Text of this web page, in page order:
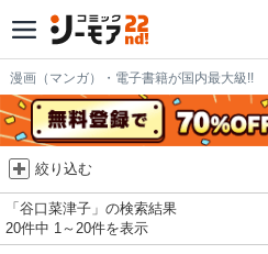
漫画（マンガ）・電子書籍が国内最大級!!
絞り込む
「谷口菜津子」の検索結果
20件中 1～20件を表示